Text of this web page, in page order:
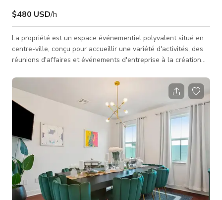
$480 USD/h
La propriété est un espace événementiel polyvalent situé en
centre-ville, conçu pour accueillir une variété d'activités, des
réunions d'affaires et événements d'entreprise à la création
réunion spacieuse parfaite pour des rassemblements de petite
à moyenne taille, avec des sièges confortables pour jusqu'à
12 personnes et des écrans connectés au Wi-Fi pour des
présentations fluides. Pour les événements plus importants